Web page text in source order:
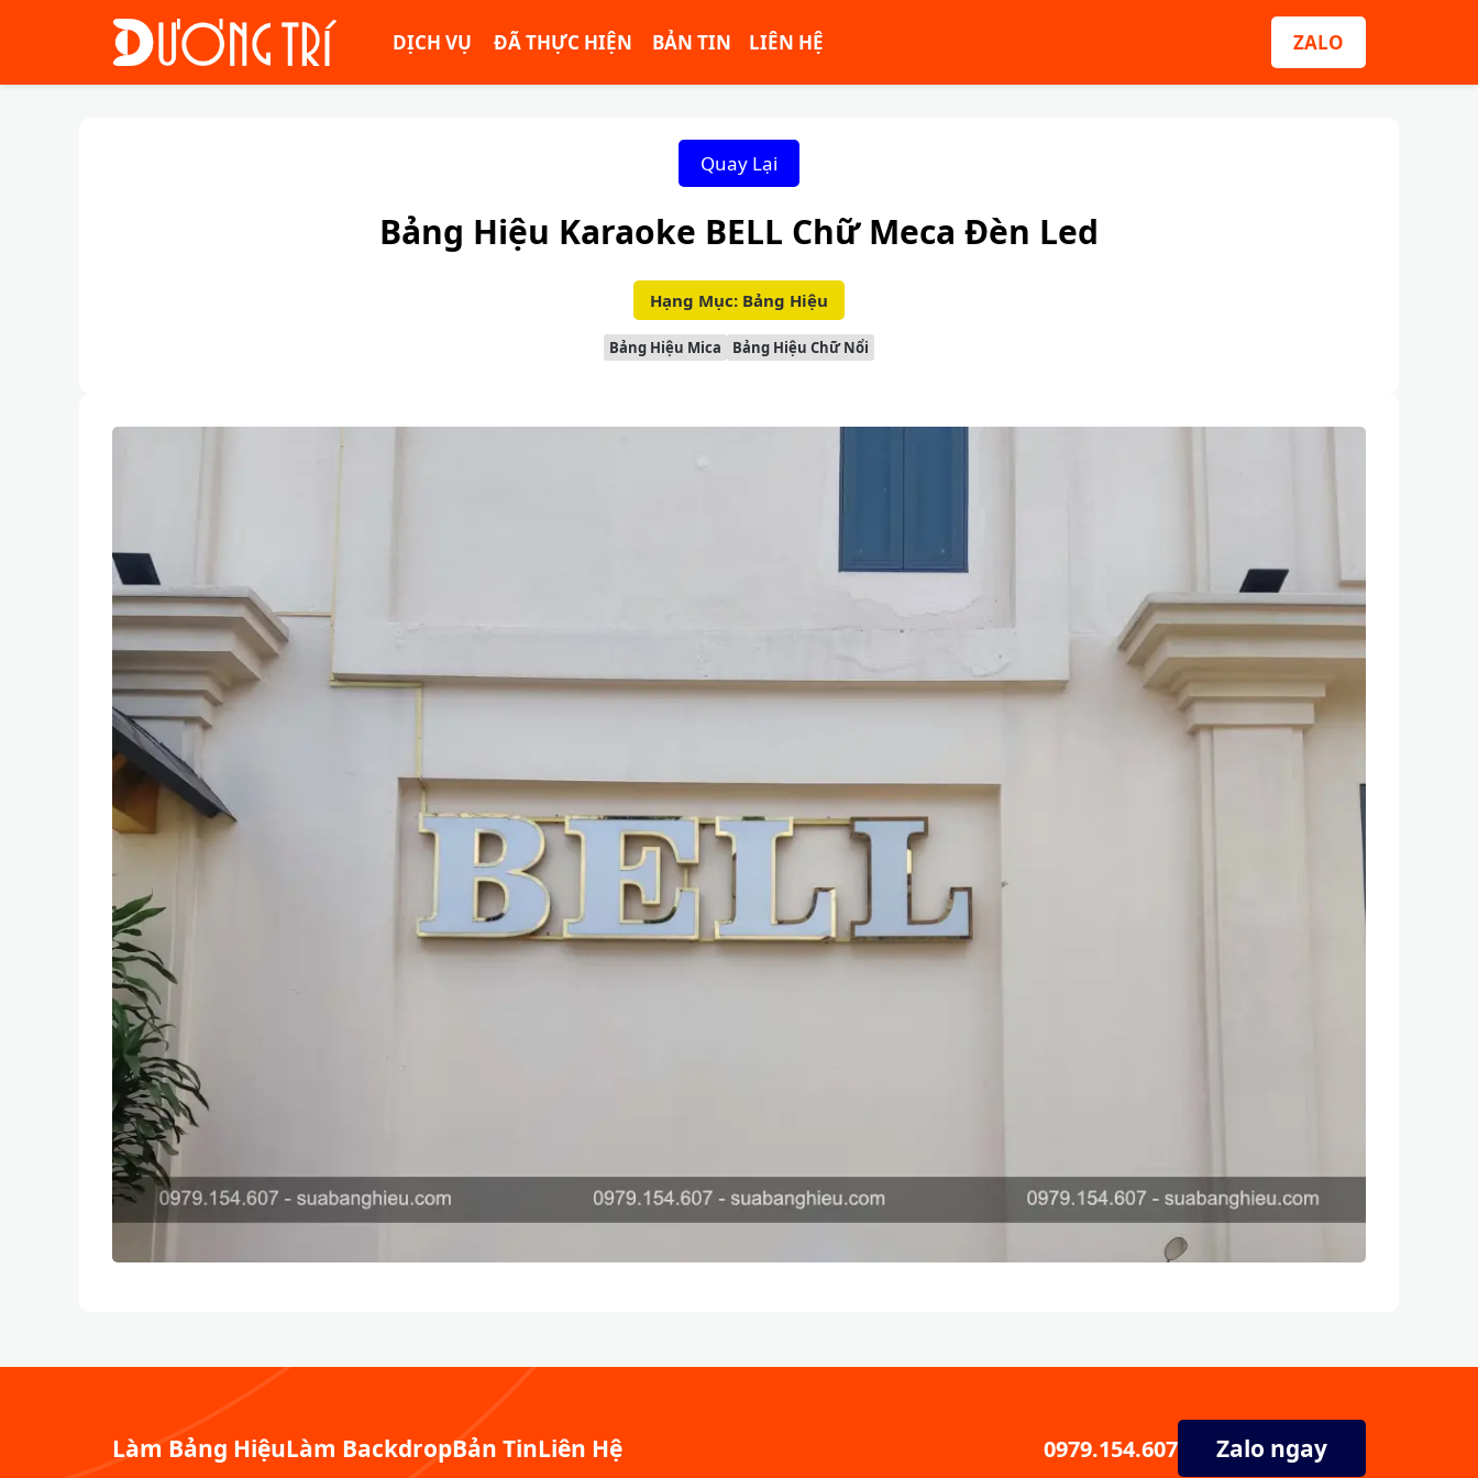
DỊCH VỤ ĐÃ THỰC HIỆN BẢN TIN LIÊN HỆ ZALO
Quay Lại
Bảng Hiệu Karaoke BELL Chữ Meca Đèn Led
Hạng Mục: Bảng Hiệu
Bảng Hiệu Mica Bảng Hiệu Chữ Nổi
Làm Bảng HiệuLàm BackdropBản TinLiên Hệ 0979.154.607 Zalo ngay